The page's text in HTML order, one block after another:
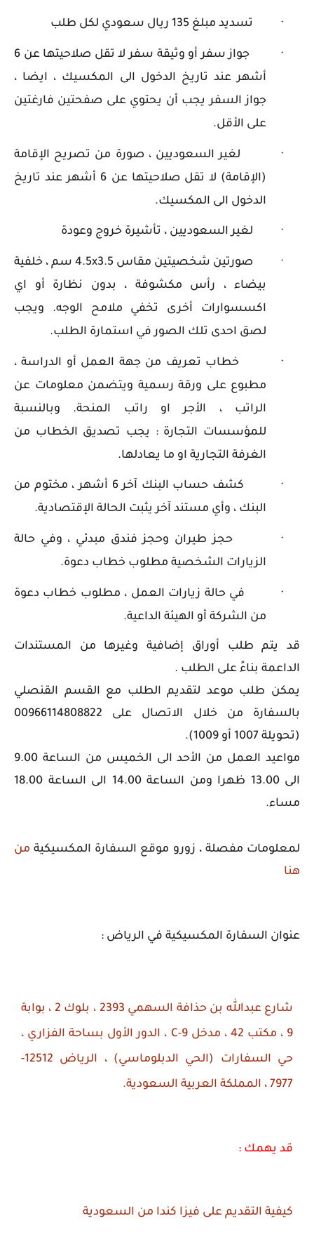
· تسديد مبلغ 135 ريال سعودي لكل طلب
·
جواز سفر أو وثيقة سفر لا تقل صلاحيتها عن 6
أشهر عند تاريخ الدخول الى المكسيك ، ايضا ،
جواز السفر يجب أن يحتوي على صفحتين فارغتين
على الأقل.
·
لغير السعوديين ، صورة من تصريح الإقامة
(الإقامة) لا تقل صلاحيتها عن 6 أشهر عند تاريخ
الدخول الى المكسيك.
· لغير السعوديين ، تأشيرة خروج وعودة
· صورتين شخصيتين مقاس 3.5 x
4.5 سم ، خلفية
بيضاء ، رأس مكشوفة ، بدون نظارة أو اي
اكسسوارات أخرى تخفي ملامح الوجه. ويجب
لصق احدى تلك الصور في استمارة الطلب.
·
خطاب تعريف من جهة العمل أو الدراسة ،
مطبوع على ورقة رسمية ويتضمن معلومات عن
الراتب ، الأجر او راتب المنحة. وبالنسبة
للمؤسسات التجارة : يجب تصديق الخطاب من
الغرفة التجارية او ما يعادلها.
·
كشف حساب البنك آخر 6 أشهر ، مختوم من
البنك ، وأي مستند آخر يثبت الحالة الإقتصادية.
·
حجز طيران وحجز فندق مبدئي ، وفي حالة
الزيارات الشخصية مطلوب خطاب دعوة.
·
في حالة زيارات العمل ، مطلوب خطاب دعوة
من الشركة أو الهيئة الداعية.
قد يتم طلب أوراق إضافية وغيرها من المستندات
الداعمة بناءً على الطلب .
يمكن طلب موعد لتقديم الطلب مع القسم القنصلي
بالسفارة من خلال الاتصال على 00966114808822
(تحويلة 1007 أو 1009).
مواعيد العمل من الأحد الى الخميس من الساعة 9.00
الى 13.00 ظهرا ومن الساعة 14.00 الى الساعة 18.00
مساء.
لمعلومات مفصلة ، زورو موقع السفارة المكسيكية من
هنا
عنوان السفارة المكسيكية في الرياض :
شارع عبدالله بن حذافة السهمي 2393 ، بلوك 2 ، بوابة
9 ، مكتب 42 ، مدخل
C-9 ، الدور الأول بساحة الفزاري ،
حي السفارات (الحي الدبلوماسي) ، الرياض 12512-
7977 ، المملكة العربية السعودية.
قد يهمك :
كيفية التقديم على فيزا كندا من السعودية